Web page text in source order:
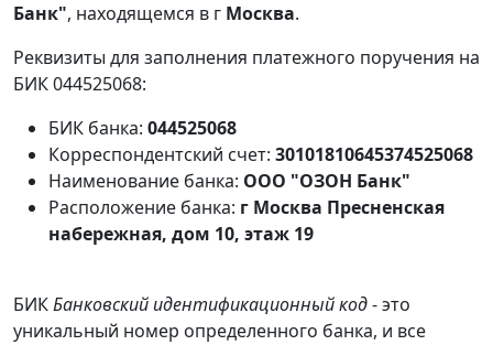
Банк", находящемся в г Москва.
Реквизиты для заполнения платежного поручения на
БИК 044525068:
БИК банка: 044525068
Корреспондентский счет: 30101810645374525068
Наименование банка: ООО "ОЗОН Банк"
Расположение банка: г Москва Пресненская
набережная, дом 10, этаж 19
БИКБанковский идентификационный код- это
уникальный номер определенного банка, и все